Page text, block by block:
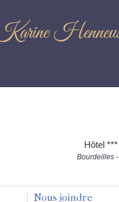
: Karine
Hôtel
Bourdeilles
Nous joindre